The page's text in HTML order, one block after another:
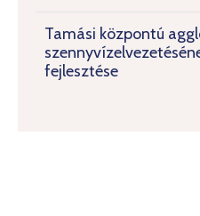
Tamási központú
fejlesztése